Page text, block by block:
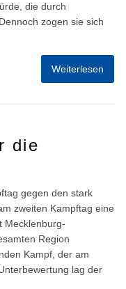
die durch
zogen sie sich
Weiterlesen
die
gegen den stark
zweiten Kampftag eine
Mecklenburg-
Region
Kampf, der am
lag der